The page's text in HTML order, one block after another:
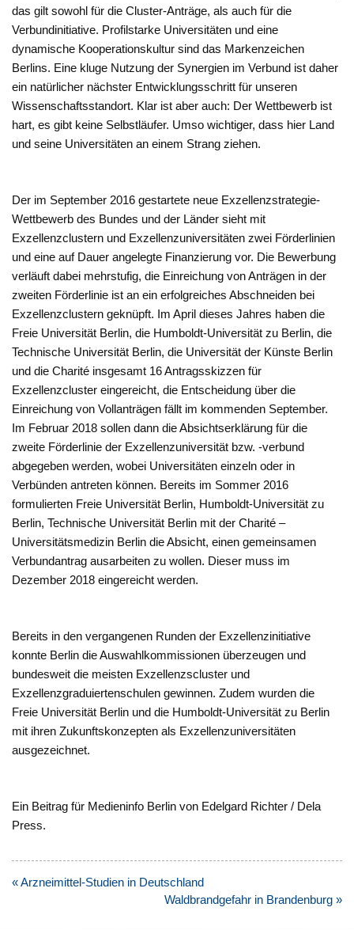
das gilt sowohl für die Cluster-Anträge, als auch für die
Verbundinitiative. Profilstarke Universitäten und eine
dynamische Kooperationskultur sind das Markenzeichen
Berlins. Eine kluge Nutzung der Synergien im Verbund ist daher
ein natürlicher nächster Entwicklungsschritt für unseren
Wissenschaftsstandort. Klar ist aber auch: Der Wettbewerb ist
hart, es gibt keine Selbstläufer. Umso wichtiger, dass hier Land
und seine Universitäten an einem Strang ziehen.
Der im September 2016 gestartete neue Exzellenzstrategie-
Wettbewerb des Bundes und der Länder sieht mit
Exzellenzclustern und Exzellenzuniversitäten zwei Förderlinien
und eine auf Dauer angelegte Finanzierung vor. Die Bewerbung
verläuft dabei mehrstufig, die Einreichung von Anträgen in der
zweiten Förderlinie ist an ein erfolgreiches Abschneiden bei
Exzellenzclustern geknüpft. Im April dieses Jahres haben die
Freie Universität Berlin, die Humboldt-Universität zu Berlin, die
Technische Universität Berlin, die Universität der Künste Berlin
und die Charité insgesamt 16 Antragsskizzen für
Exzellenzcluster eingereicht, die Entscheidung über die
Einreichung von Vollanträgen fällt im kommenden September.
Im Februar 2018 sollen dann die Absichtserklärung für die
zweite Förderlinie der Exzellenzuniversität bzw. -verbund
abgegeben werden, wobei Universitäten einzeln oder in
Verbünden antreten können. Bereits im Sommer 2016
formulierten Freie Universität Berlin, Humboldt-Universität zu
Berlin, Technische Universität Berlin mit der Charité –
Universitätsmedizin Berlin die Absicht, einen gemeinsamen
Verbundantrag ausarbeiten zu wollen. Dieser muss im
Dezember 2018 eingereicht werden.
Bereits in den vergangenen Runden der Exzellenzinitiative
konnte Berlin die Auswahlkommissionen überzeugen und
bundesweit die meisten Exzellenzscluster und
Exzellenzgraduiertenschulen gewinnen. Zudem wurden die
Freie Universität Berlin und die Humboldt-Universität zu Berlin
mit ihren Zukunftskonzepten als Exzellenzuniversitäten
ausgezeichnet.
Ein Beitrag für Medieninfo Berlin von Edelgard Richter / Dela
Press.
Beitragsnavigation
« Arzneimittel-Studien in Deutschland
Waldbrandgefahr in Brandenburg »